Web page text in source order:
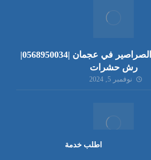
شركة مكافحة الصراصير في عجمان |0568950034|
رش حشرات
نوفمبر 5, 2024
اطلب خدمة